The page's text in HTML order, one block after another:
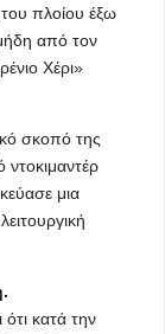
πλοίου έξω
από τον
Χέρι»
σκοπό της
μια
κατά την